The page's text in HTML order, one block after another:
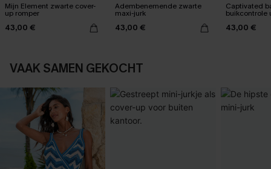
Mijn Element zwarte cover-
up romper
43,00 €
Adembenemende zwarte
maxi-jurk
43,00 €
Captivated
buikcontrole
43,00 €
VAAK SAMEN GEKOCHT